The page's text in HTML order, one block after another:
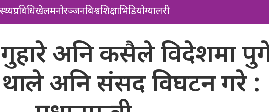
प्रबिधिखेलमनोरञ्जनबिश्वशिक्षाभिडियोग्यालरी
अनि कसैले विदेशमा
थाले अनि संसद विघटन गरे :